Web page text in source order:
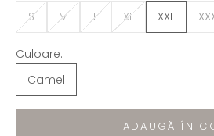
S
M L XL XXL
Culoare:
Camel
ADAUGĂ ÎN